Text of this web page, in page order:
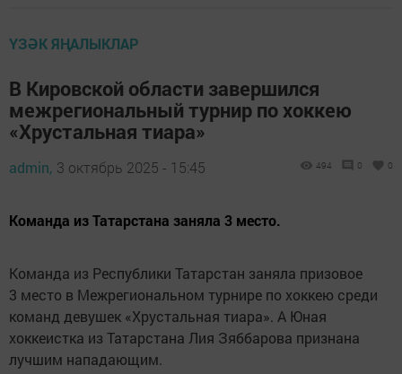
ҮЗӘК ЯҢАЛЫКЛАР
В Кировской области завершился
межрегиональный турнир по хоккею
«Хрустальная тиара»
admin, 3 октябрь 2025 - 15:45 494 0 0
Команда из Татарстана заняла 3 место.
Команда из Республики Татарстан заняла призовое
3 место в Межрегиональном турнире по хоккею среди
команд девушек «Хрустальная тиара». А Юная
хоккеистка из Татарстана Лия Зяббарова признана
лучшим нападающим.